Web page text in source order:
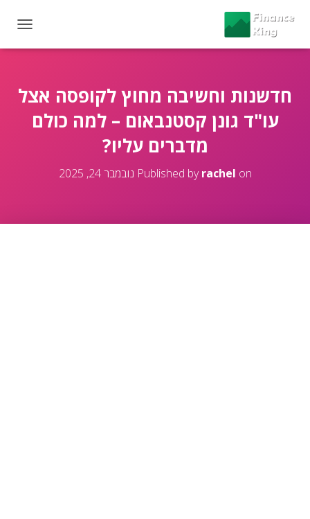
O
L
E
חדשנות וחשיבה מחוץ לקופסה אצל
עו"ד גונן קסטנבאום – למה כולם
מדברים עליו?
Published byrachel on נובמבר 24, 2025